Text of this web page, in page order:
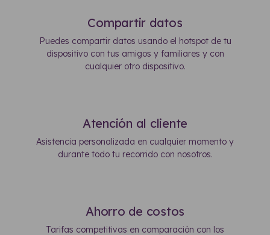
Compartir datos
Puedes compartir datos usando el hotspot de tu
dispositivo con tus amigos y familiares y con
cualquier otro dispositivo.
Atención al cliente
Asistencia personalizada en cualquier momento y
durante todo tu recorrido con nosotros.
Ahorro de costos
Tarifas competitivas en comparación con los